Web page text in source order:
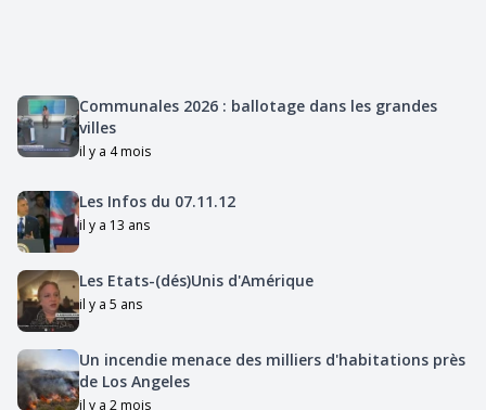
Communales 2026 : ballotage dans les grandes
villes
il y a 4 mois
Les Infos du 07.11.12
il y a 13 ans
Les Etats-(dés)Unis d'Amérique
il y a 5 ans
Un incendie menace des milliers d'habitations près
de Los Angeles
il y a 2 mois